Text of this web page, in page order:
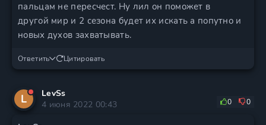
пальцам не пересчест. Ну лил он поможет в
другой мир и 2 сезона будет их искать а попутно и
новых духов захватывать.
Ответить Цитировать
L
LevSs
4 июня 2022 00:43
0 0